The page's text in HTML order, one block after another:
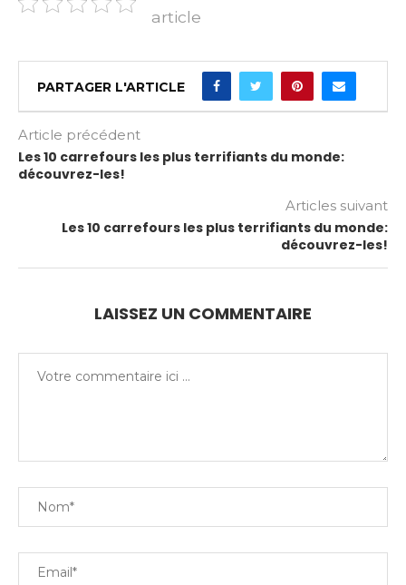
article
PARTAGER L'ARTICLE
Article précédent
Les 10 carrefours les plus terrifiants du monde:
découvrez-les!
Articles suivant
Les 10 carrefours les plus terrifiants du monde:
découvrez-les!
LAISSEZ UN COMMENTAIRE